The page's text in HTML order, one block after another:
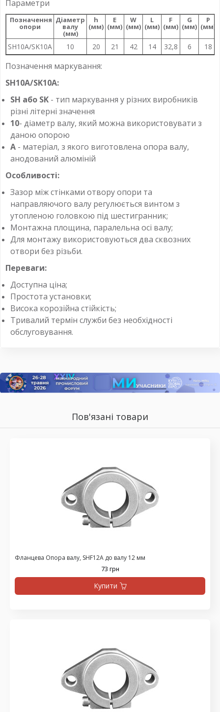
Параметри
Позначення
опори
Діаметр
валу
(мм)
h
(мм)
E
(мм)
W
(мм)
L
(мм)
F
(мм)
G
(мм)
P
(мм)
SH10А/SK10A 10 20 21 42 14 32,8 6 18
Позначення маркування:
SH10А/SK10A:
SH або SK - тип маркування у різних виробників
різні літерні значення
10- діаметр валу, який можна використовувати з
даною опорою
А - матеріал, з якого виготовлена опора валу,
анодований алюміній
Особливості:
Зазор між стінками отвору опори та
направляючого валу регулюється винтом з
утопленою головкою під шестигранник;
Монтажна площина, паралельна осі валу;
Для монтажу використовуються два сквозних
отвори без різьби.
Переваги:
Доступна ціна;
Простота установки;
Висока корозійна стійкість;
Тривалий термін служби без необхідності
обслуговування.
Пов'язані товари
Фланцева Опора валу, SHF12A до валу 12 мм
73 грн
Купити